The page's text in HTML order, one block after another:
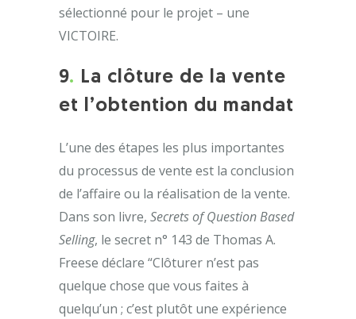
sélectionné pour le projet – une
VICTOIRE.
9. La clôture de la vente
et l’obtention du mandat
L’une des étapes les plus importantes
du processus de vente est la conclusion
de l’affaire ou la réalisation de la vente.
Dans son livre, Secrets of Question Based
Selling, le secret n° 143 de Thomas A.
Freese déclare “Clôturer n’est pas
quelque chose que vous faites à
quelqu’un ; c’est plutôt une expérience